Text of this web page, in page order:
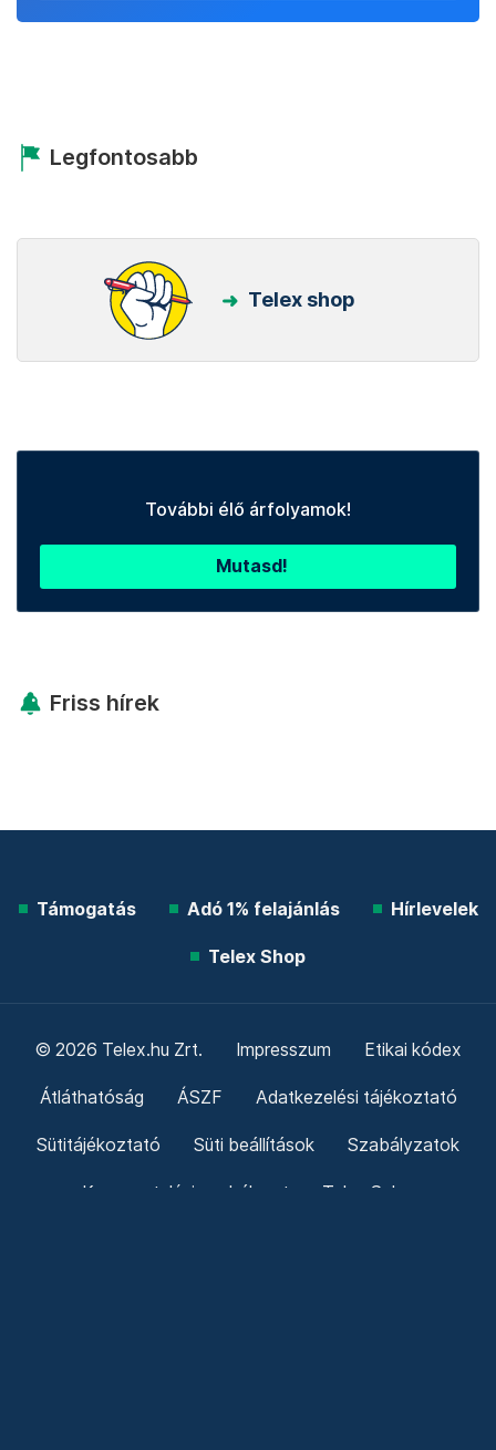
Legfontosabb
Telex shop
További élő árfolyamok!
Mutasd!
Friss hírek
Támogatás Adó 1% felajánlás Hírlevelek
Telex Shop
© 2026 Telex.hu Zrt. Impresszum Etikai kódex
Átláthatóság ÁSZF Adatkezelési tájékoztató
Sütitájékoztató Süti beállítások Szabályzatok
Kommentelési szabályzat Telex Sales